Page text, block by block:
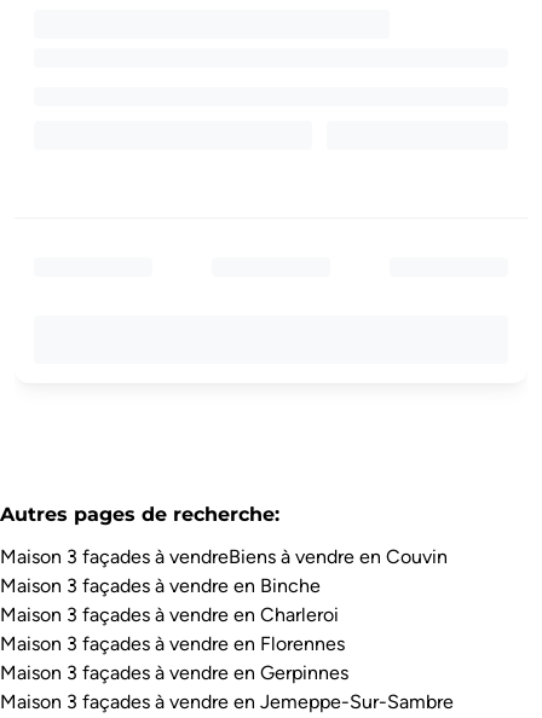
Autres pages de recherche:
Maison 3 façades à vendreBiens à vendre en Couvin
Maison 3 façades à vendre en Binche
Maison 3 façades à vendre en Charleroi
Maison 3 façades à vendre en Florennes
Maison 3 façades à vendre en Gerpinnes
Maison 3 façades à vendre en Jemeppe-Sur-Sambre